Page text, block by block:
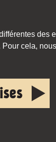
des
cela,